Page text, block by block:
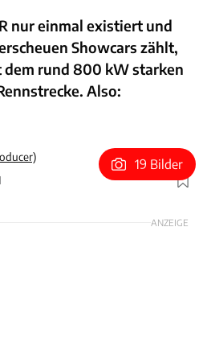
nur einmal existiert und
Showcars zählt,
dem rund 800 kW starken
Also:
Foto: Porsche
19 Bilder
ANZEIGE